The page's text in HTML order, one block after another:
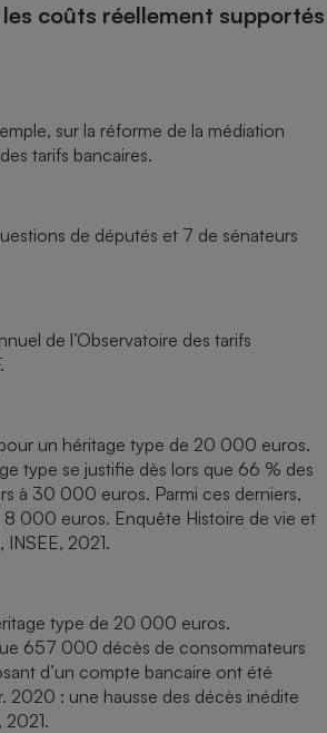
coûts réellement supportés
sur la réforme de la médiation
tarifs bancaires.
de députés et 7 de sénateurs
de l’Observatoire des tarifs
un héritage type de 20 000 euros.
type se justifie dès lors que 66 % des
à 30 000 euros. Parmi ces derniers,
000 euros. Enquête Histoire de vie et
INSEE, 2021.
type de 20 000 euros.
657 000 décès de consommateurs
d’un compte bancaire ont été
2020 : une hausse des décès inédite
2021.